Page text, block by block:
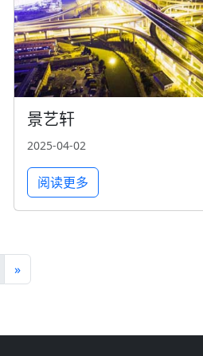
景艺轩
2025-04-02
阅读更多
»